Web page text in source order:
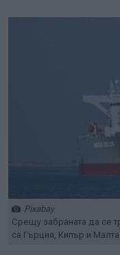
Pixabay
Срещу забраната да се
са Гърция, Кипър и Малта.